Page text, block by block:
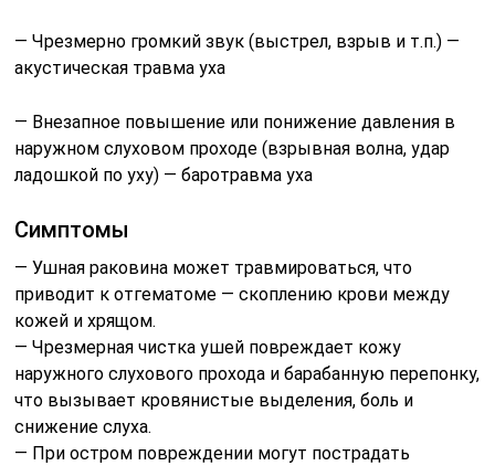
— Чрезмерно громкий звук (выстрел, взрыв и т.п.) —
акустическая травма уха
— Внезапное повышение или понижение давления в
наружном слуховом проходе (взрывная волна, удар
ладошкой по уху) — баротравма уха
Симптомы
— Ушная раковина может травмироваться, что
приводит к отгематоме — скоплению крови между
кожей и хрящом.
— Чрезмерная чистка ушей повреждает кожу
наружного слухового прохода и барабанную перепонку,
что вызывает кровянистые выделения, боль и
снижение слуха.
— При остром повреждении могут пострадать